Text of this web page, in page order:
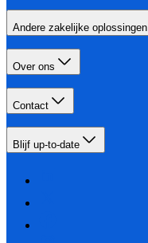
Andere zakelijke oplossingen
Over ons
Contact
Blijf up-to-date